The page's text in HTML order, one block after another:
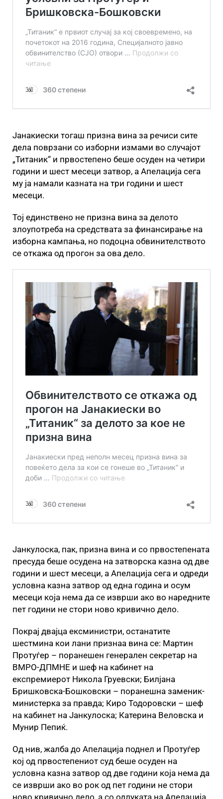
Јанакиески тогаш призна вина за речиси сите
дела поврзани со изборни измами во случајот
„Титаник“ и првостепено беше осуден на четири
години и шест месеци затвор, а Апелација сега
му ја намали казната на три години и шест
месеци.
Тој единствено не призна вина за делото
злоупотреба на средствата за финансирање на
изборна кампања, но подоцна обвинителството
се откажа од прогон за ова дело.
Јанкулоска, пак, призна вина и со првостепената
пресуда беше осудена на затворска казна од две
години и шест месеци, а Апелација сега и одреди
условна казна затвор од една година и осум
месеци која нема да се изврши ако во наредните
пет години не стори ново кривично дело.
Покрај двајца ексминистри, останатите
шестмина кои лани признаа вина се: Мартин
Протуѓер – поранешен генерален секретар на
ВМРО-ДПМНЕ и шеф на кабинет на
експремиерот Никола Груевски; Билјана
Бришковска-Бошковски – поранешна заменик-
министерка за правда; Киро Тодоровски – шеф
на кабинет на Јанкулоска; Катерина Веловска и
Мунир Пепиќ.
Од нив, жалба до Апелација поднел и Протуѓер
кој од првостепениот суд беше осуден на
условна казна затвор од две години која нема да
се изврши ако во рок од пет години не стори
ново кривично дело, а со одлуката на Апелација